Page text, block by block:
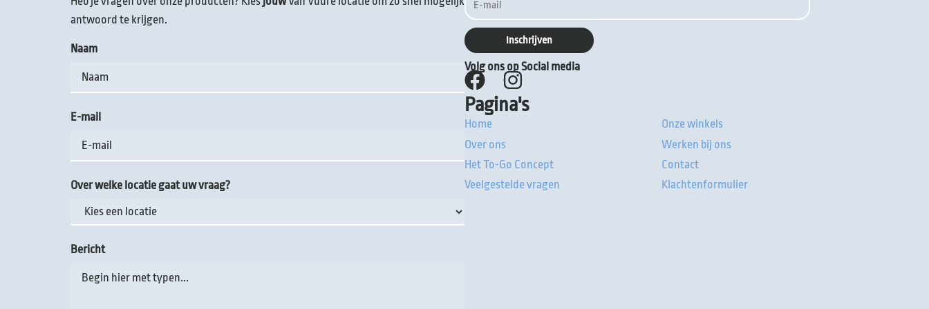
antwoord te krijgen.
Naam
E-mail
Over welke locatie gaat uw vraag?
Bericht
Volg ons op Social media
Pagina's
Home
Over ons
Het To-Go Concept
Veelgestelde vragen
Onze winkels
Werken bij ons
Contact
Klachtenformulier